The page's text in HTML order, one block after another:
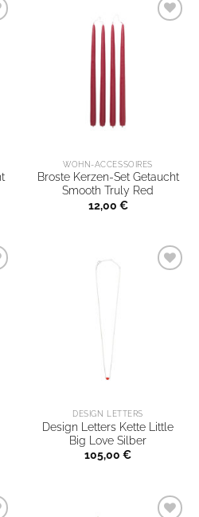
WOHN-ACCESSOIRES
Broste Kerzen-Set Getaucht
Smooth Truly Red
12,00 €
DESIGN LETTERS
Design Letters Kette Little
Big Love Silber
105,00 €